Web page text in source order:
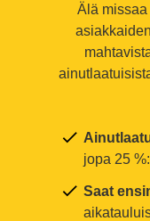
Älä missaa
jopa 25
Saat